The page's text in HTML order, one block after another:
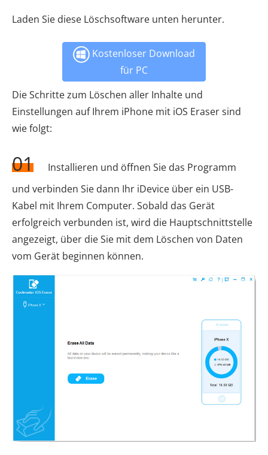
Laden Sie diese Löschsoftware unten herunter.
Kostenloser Download
für PC
Die Schritte zum Löschen aller Inhalte und
Einstellungen auf Ihrem iPhone mit iOS Eraser sind
wie folgt:
01
Installieren und öffnen Sie das Programm
und verbinden Sie dann Ihr iDevice über ein USB-
Kabel mit Ihrem Computer. Sobald das Gerät
erfolgreich verbunden ist, wird die Hauptschnittstelle
angezeigt, über die Sie mit dem Löschen von Daten
vom Gerät beginnen können.